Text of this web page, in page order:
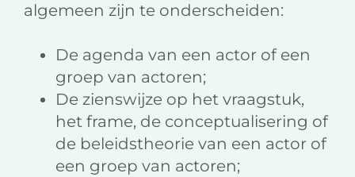
algemeen zijn te onderscheiden:
De agenda van een actor of een
groep van actoren;
De zienswijze op het vraagstuk,
het frame, de conceptualisering of
de beleidstheorie van een actor of
een groep van actoren;